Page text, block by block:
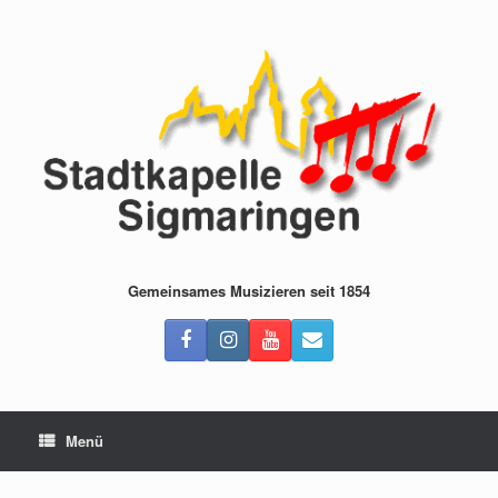
Gemeinsames Musizieren seit 1854
Menü